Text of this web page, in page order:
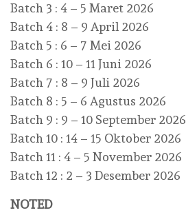
Batch 3 : 4 – 5 Maret 2026
Batch 4 : 8 – 9 April 2026
Batch 5 : 6 – 7 Mei 2026
Batch 6 : 10 – 11 Juni 2026
Batch 7 : 8 – 9 Juli 2026
Batch 8 : 5 – 6 Agustus 2026
Batch 9 : 9 – 10 September 2026
Batch 10 : 14 – 15 Oktober 2026
Batch 11 : 4 – 5 November 2026
Batch 12 : 2 – 3 Desember 2026
NOTED